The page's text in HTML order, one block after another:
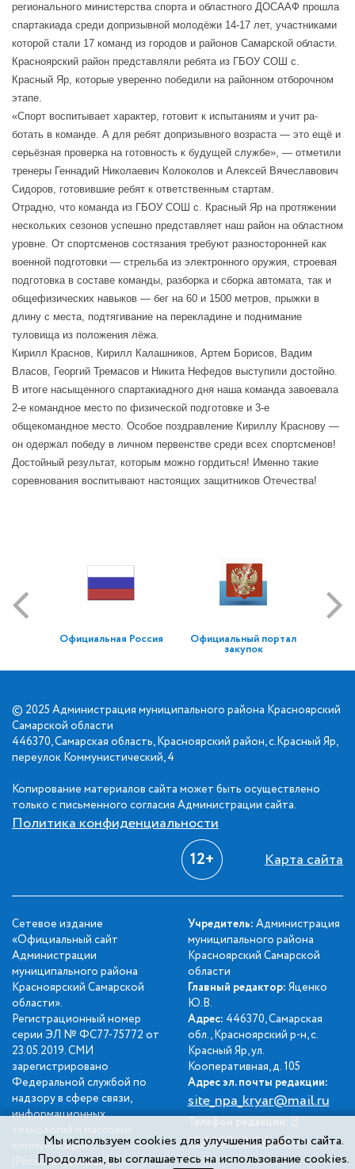
регионального министерства спорта и областного ДОСААФ прошла
спартакиада среди допризывной молодёжи 14-17 лет, участниками
которой стали 17 команд из городов и районов Самарской области.
Красноярский район представляли ребята из ГБОУ СОШ с.
Красный Яр, которые уверенно победили на районном отборочном
этапе.
«Спорт воспитывает характер, готовит к испытаниям и учит ра-
ботать в команде. А для ребят допризывного возраста — это ещё и
серьёзная проверка на готовность к будущей службе», — отметили
тренеры Геннадий Николаевич Колоколов и Алексей Вячеславович
Сидоров, готовившие ребят к ответственным стартам.
Отрадно, что команда из ГБОУ СОШ с. Красный Яр на протяжении
нескольких сезонов успешно представляет наш район на областном
уровне. От спортсменов состязания требуют разносторонней как
военной подготовки — стрельба из электронного оружия, строевая
подготовка в составе команды, разборка и сборка автомата, так и
общефизических навыков — бег на 60 и 1500 метров, прыжки в
длину с места, подтягивание на перекладине и поднимание
туловища из положения лёжа.
Кирилл Краснов, Кирилл Калашников, Артем Борисов, Вадим
Власов, Георгий Тремасов и Никита Нефедов выступили достойно.
В итоге насыщенного спартакиадного дня наша команда завоевала
2-е командное место по физической подготовке и 3-е
общекомандное место. Особое поздравление Кириллу Краснову —
он одержал победу в личном первенстве среди всех спортсменов!
Достойный результат, которым можно гордиться! Именно такие
соревнования воспитывают настоящих защитников Отечества!
Официальная Россия Официальный портал
закупок
© 2025 Администрация муниципального района Красноярский
Самарской области
446370, Самарская область, Красноярский район, с.Красный Яр,
переулок Коммунистический, 4
Копирование материалов сайта может быть осуществлено
только с письменного согласия Администрации сайта.
Политика конфиденциальности
12+ Карта сайта
Сетевое издание
«Официальный сайт
Администрации
муниципального района
Красноярский Самарской
области».
Регистрационный номер
серии ЭЛ № ФС77-75772 от
23.05.2019. СМИ
зарегистрировано
Федеральной службой по
надзору в сфере связи,
информационных
технологий и массовых
коммуникаций
(Роскомнадзором).
Учредитель: Администрация
муниципального района
Красноярский Самарской
области
Главный редактор: Яценко
Ю.В.
Адрес: 446370, Самарская
обл., Красноярский р-н, с.
Красный Яр, ул.
Кооперативная, д. 105
Адрес эл. почты редакции:
site_npa_kryar@mail.ru
Телефон редакции: 8
(84657) 2-34-42
Мы используем cookies для улучшения работы сайта.
Продолжая, вы соглашаетесь на использование cookies.